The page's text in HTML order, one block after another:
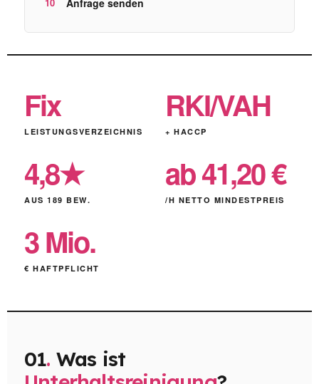
Anfrage senden
Fix
LEISTUNGSVERZEICHNIS
RKI/VAH
+ HACCP
4,8★
AUS 189 BEW.
ab 41,20 €
/H NETTO MINDESTPREIS
3 Mio.
€ HAFTPFLICHT
01. Was ist